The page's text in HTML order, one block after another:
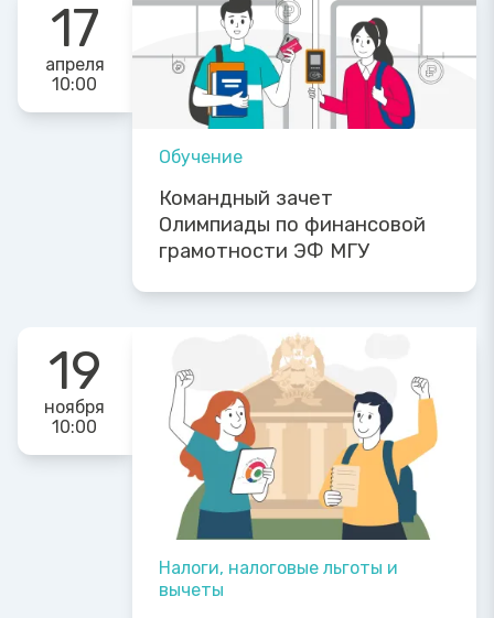
17
апреля
10:00
Обучение
Командный зачет
Олимпиады по финансовой
грамотности ЭФ МГУ
19
ноября
10:00
Налоги, налоговые льготы и
вычеты